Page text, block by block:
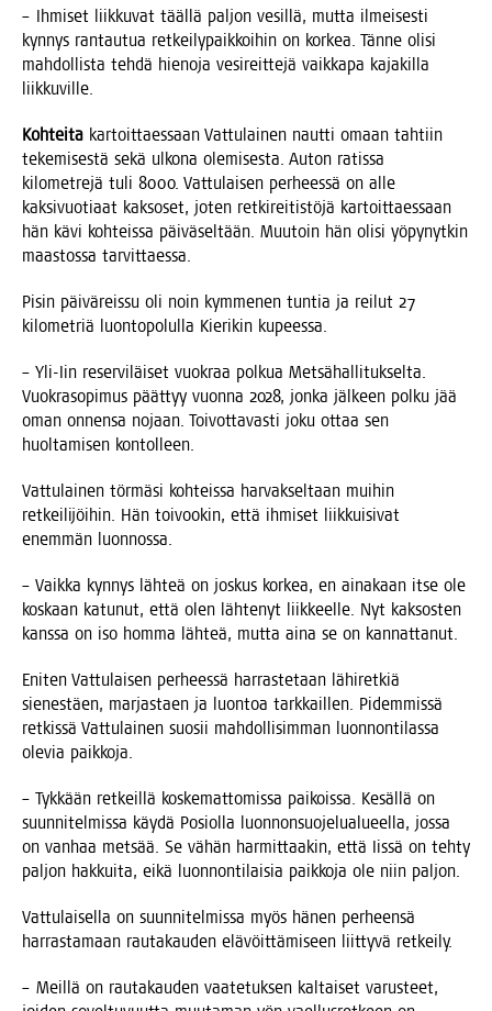
– Ihmi­set liik­ku­vat tääl­lä pal­jon vesil­lä, mut­ta ilmei­ses­ti
kyn­nys ran­tau­tua ret­kei­ly­paik­koi­hin on kor­kea. Tän­ne oli­si
mah­dol­lis­ta teh­dä hie­no­ja vesi­reit­te­jä vaik­ka­pa kaja­kil­la
liikkuville.
Koh­tei­ta kar­toit­taes­saan Vat­tu­lai­nen naut­ti omaan tah­tiin
teke­mi­ses­tä sekä ulko­na ole­mi­ses­ta. Auton ratis­sa
kilo­met­re­jä tuli 8000. Vat­tu­lai­sen per­hees­sä on alle
kak­si­vuo­ti­aat kak­so­set, joten ret­ki­rei­tis­tö­jä kar­toit­taes­saan
hän kävi koh­teis­sa päi­vä­sel­tään. Muu­toin hän oli­si yöpy­nyt­kin
maas­tos­sa tarvittaessa.
Pisin päi­vä­reis­su oli noin kym­me­nen tun­tia ja rei­lut 27
kilo­met­riä luon­to­po­lul­la Kie­ri­kin kupeessa.
– Yli-Iin reser­vi­läi­set vuo­kraa pol­kua Met­sä­hal­li­tuk­sel­ta.
Vuo­kra­so­pi­mus päät­tyy vuon­na 2028, jon­ka jäl­keen pol­ku jää
oman onnen­sa nojaan. Toi­vot­ta­vas­ti joku ottaa sen
huol­ta­mi­sen kontolleen.
Vat­tu­lai­nen tör­mä­si koh­teis­sa har­vak­sel­taan mui­hin
ret­kei­li­jöi­hin. Hän toi­voo­kin, että ihmi­set liik­kui­si­vat
enem­män luonnossa.
– Vaik­ka kyn­nys läh­teä on jos­kus kor­kea, en aina­kaan itse ole
kos­kaan katu­nut, että olen läh­te­nyt liik­keel­le. Nyt kak­sos­ten
kans­sa on iso hom­ma läh­teä, mut­ta aina se on kannattanut.
Eni­ten Vat­tu­lai­sen per­hees­sä har­ras­te­taan lähi­ret­kiä
sie­nes­täen, mar­jas­taen ja luon­toa tark­kail­len. Pidem­mis­sä
ret­kis­sä Vat­tu­lai­nen suo­sii mah­dol­li­sim­man luon­non­ti­las­sa
ole­via paikkoja.
– Tyk­kään ret­keil­lä kos­ke­mat­to­mis­sa pai­kois­sa. Kesäl­lä on
suun­ni­tel­mis­sa käy­dä Posiol­la luon­non­suo­je­lua­lu­eel­la, jos­sa
on van­haa met­sää. Se vähän har­mit­taa­kin, että Iis­sä on teh­ty
pal­jon hak­kui­ta, eikä luon­non­ti­lai­sia paik­ko­ja ole niin paljon.
Vat­tu­lai­sel­la on suun­ni­tel­mis­sa myös hänen per­heen­sä
har­ras­ta­maan rau­ta­kau­den elä­vöit­tä­mi­seen liit­ty­vä retkeily.
– Meil­lä on rau­ta­kau­den vaa­te­tuk­sen kal­tai­set varus­teet,